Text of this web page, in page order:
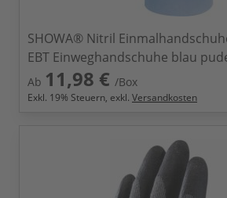
SHOWA® Nitril
EBT Einweghandschuhe blau
Ab 11,98 € /Box
Exkl. 19% Steuern, exkl. Versandkosten